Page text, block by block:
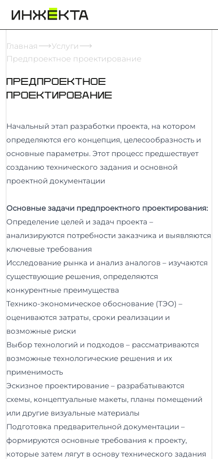
Главная
Услуги
Предпроектное проектирование
ПРЕДПРОЕКТНОЕ
ПРОЕКТИРОВАНИЕ
Начальный этап разработки проекта, на котором
определяются его концепция, целесообразность и
основные параметры. Этот процесс предшествует
созданию технического задания и основной
проектной документации
Основные задачи предпроектного проектирования:
Определение целей и задач проекта –
анализируются потребности заказчика и выявляются
ключевые требования
Исследование рынка и анализ аналогов – изучаются
существующие решения, определяются
конкурентные преимущества
Технико-экономическое обоснование (ТЭО) –
оцениваются затраты, сроки реализации и
возможные риски
Выбор технологий и подходов – рассматриваются
возможные технологические решения и их
применимость
Эскизное проектирование – разрабатываются
схемы, концептуальные макеты, планы помещений
или другие визуальные материалы
Подготовка предварительной документации –
формируются основные требования к проекту,
которые затем лягут в основу технического задания